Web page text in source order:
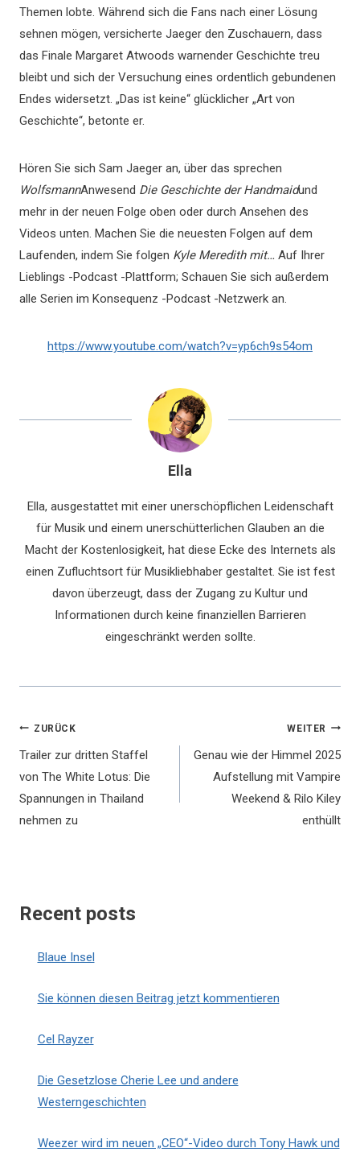
Themen lobte. Während sich die Fans nach einer Lösung
sehnen mögen, versicherte Jaeger den Zuschauern, dass
das Finale Margaret Atwoods warnender Geschichte treu
bleibt und sich der Versuchung eines ordentlich gebundenen
Endes widersetzt. „Das ist keine“ glücklicher „Art von
Geschichte“, betonte er.
Hören Sie sich Sam Jaeger an, über das sprechen
WolfsmannAnwesend Die Geschichte der Handmaidund
mehr in der neuen Folge oben oder durch Ansehen des
Videos unten. Machen Sie die neuesten Folgen auf dem
Laufenden, indem Sie folgen Kyle Meredith mit… Auf Ihrer
Lieblings -Podcast -Plattform; Schauen Sie sich außerdem
alle Serien im Konsequenz -Podcast -Netzwerk an.
https://www.youtube.com/watch?v=yp6ch9s54om
Ella
Ella, ausgestattet mit einer unerschöpflichen Leidenschaft
für Musik und einem unerschütterlichen Glauben an die
Macht der Kostenlosigkeit, hat diese Ecke des Internets als
einen Zufluchtsort für Musikliebhaber gestaltet. Sie ist fest
davon überzeugt, dass der Zugang zu Kultur und
Informationen durch keine finanziellen Barrieren
eingeschränkt werden sollte.
Beitragsnavigation
ZURÜCK
Trailer zur dritten Staffel
von The White Lotus: Die
Spannungen in Thailand
nehmen zu
WEITER
Genau wie der Himmel 2025
Aufstellung mit Vampire
Weekend & Rilo Kiley
enthüllt
Recent posts
Blaue Insel
Sie können diesen Beitrag jetzt kommentieren
Cel Rayzer
Die Gesetzlose Cherie Lee und andere
Westerngeschichten
Weezer wird im neuen „CEO“-Video durch Tony Hawk und